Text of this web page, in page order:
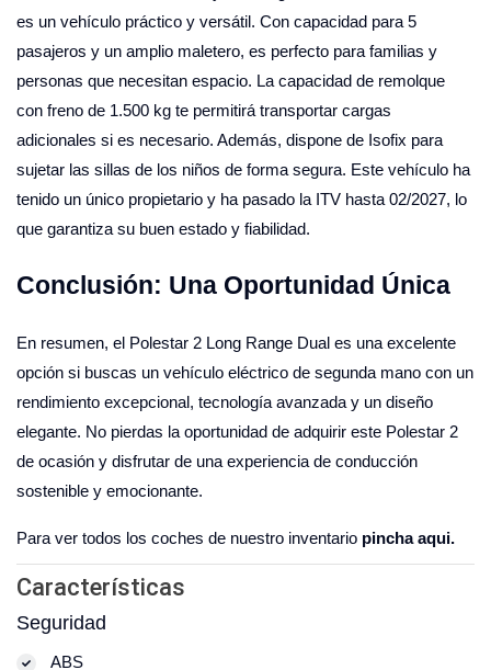
es un vehículo práctico y versátil. Con capacidad para 5
pasajeros y un amplio maletero, es perfecto para familias y
personas que necesitan espacio. La capacidad de remolque
con freno de 1.500 kg te permitirá transportar cargas
adicionales si es necesario. Además, dispone de Isofix para
sujetar las sillas de los niños de forma segura. Este vehículo ha
tenido un único propietario y ha pasado la ITV hasta 02/2027, lo
que garantiza su buen estado y fiabilidad.
Conclusión: Una Oportunidad Única
En resumen, el Polestar 2 Long Range Dual es una excelente
opción si buscas un vehículo eléctrico de segunda mano con un
rendimiento excepcional, tecnología avanzada y un diseño
elegante. No pierdas la oportunidad de adquirir este Polestar 2
de ocasión y disfrutar de una experiencia de conducción
sostenible y emocionante.
Para ver todos los coches de nuestro inventario pincha aqui.
Características
Seguridad
ABS